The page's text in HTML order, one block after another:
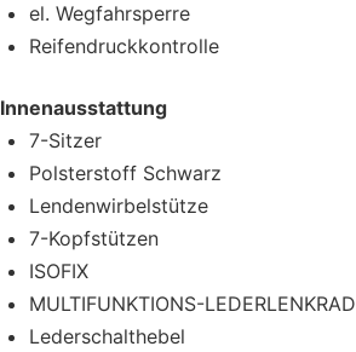
el. Wegfahrsperre
Reifendruckkontrolle
Innenausstattung
7-Sitzer
Polsterstoff Schwarz
Lendenwirbelstütze
7-Kopfstützen
ISOFIX
MULTIFUNKTIONS-LEDERLENKRAD
Lederschalthebel